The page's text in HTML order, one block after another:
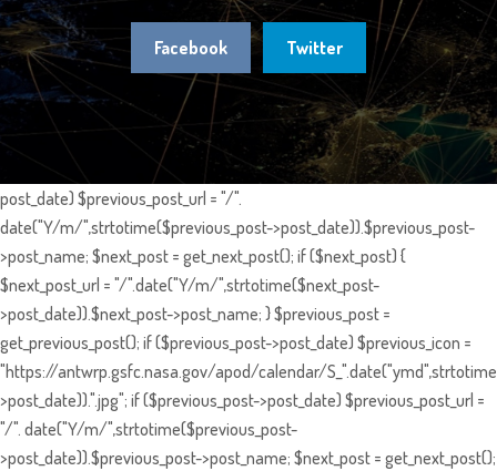
Facebook Twitter
post_date) $previous_post_url = "/".
date("Y/m/",strtotime($previous_post->post_date)).$previous_post-
>post_name; $next_post = get_next_post(); if ($next_post) {
$next_post_url = "/".date("Y/m/",strtotime($next_post-
>post_date)).$next_post->post_name; } $previous_post =
get_previous_post(); if ($previous_post->post_date) $previous_icon =
"https://antwrp.gsfc.nasa.gov/apod/calendar/
>post_date)).".jpg"; if ($previous_post->post_date) $previous_post_url =
"/". date("Y/m/",strtotime($previous_post-
>post_date)).$previous_post->post_name; $next_post = get_next_post();